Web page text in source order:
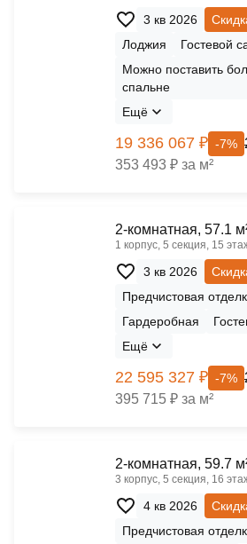
3 кв 2026
Лоджия
Гостевой
Можно поставить
спальне
Ещё
19 336 067 ₽ -7%
353 493 ₽ за м²
2-комнатная, 57.1
1 корпус, 5 секция, 15
3 кв 2026
Предчистовая
Гардеробная
Ещё
22 595 327 ₽ -7%
395 715 ₽ за м²
2-комнатная, 59.7
3 корпус, 5 секция, 16
4 кв 2026
Предчистовая